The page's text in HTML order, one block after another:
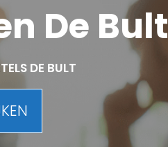
De Bult
DE BULT